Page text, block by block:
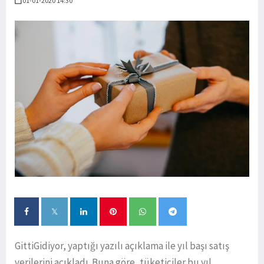
GittiGidiyor, yaptığı yazılı açıklama ile yıl başı satış